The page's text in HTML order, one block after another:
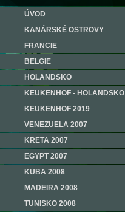
ÚVOD
KANÁRSKÉ OSTROVY
FRANCIE
BELGIE
HOLANDSKO
KEUKENHOF - HOLANDSKO
KEUKENHOF 2019
VENEZUELA 2007
KRETA 2007
EGYPT 2007
KUBA 2008
MADEIRA 2008
TUNISKO 2008